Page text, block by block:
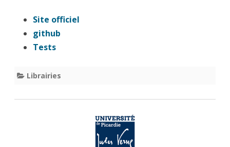
Site officiel
github
Tests
Librairies